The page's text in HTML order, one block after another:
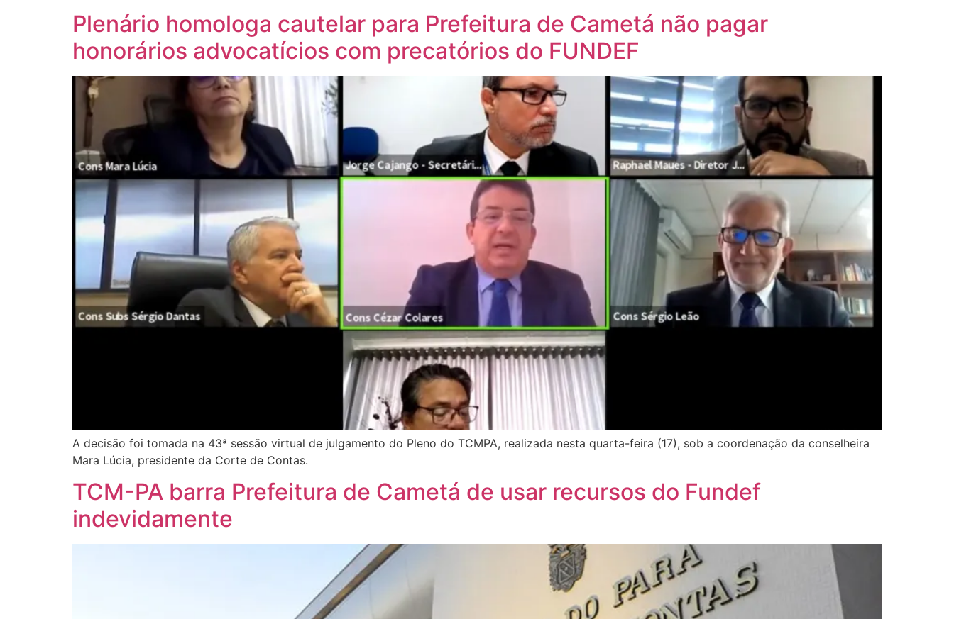
Plenário homologa cautelar para Prefeitura de Cametá não pagar
honorários advocatícios com precatórios do FUNDEF
A decisão foi tomada na 43ª sessão virtual de julgamento do Pleno do TCMPA, realizada nesta quarta-feira (17), sob a coordenação da conselheira
Mara Lúcia, presidente da Corte de Contas.
TCM-PA barra Prefeitura de Cametá de usar recursos do Fundef
indevidamente